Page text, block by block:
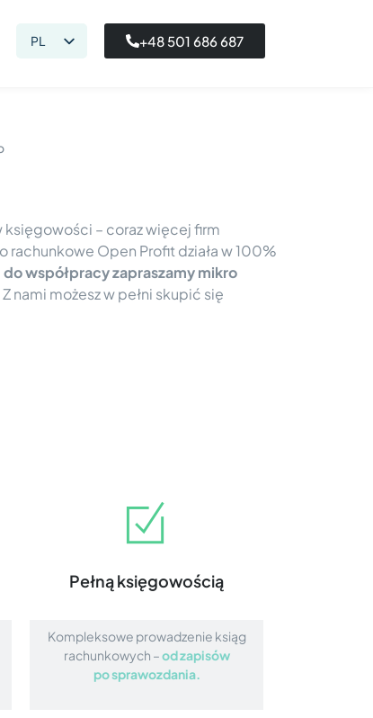
PL
+48 501 686 687
księgowości – coraz więcej firm
Open Profit działa w 100%
do współpracy zapraszamy mikro
Z nami możesz w pełni skupić się
Pełną księgowością
Kompleksowe prowadzenie ksiąg
rachunkowych –od zapisów
po sprawozdania.